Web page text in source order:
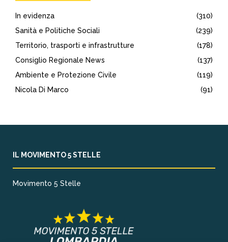
In evidenza
(310)
Sanità e Politiche Sociali
(239)
Territorio, trasporti e infrastrutture
(178)
Consiglio Regionale News
(137)
Ambiente e Protezione Civile
(119)
Nicola Di Marco
(91)
IL MOVIMENTO 5 STELLE
Movimento 5 Stelle